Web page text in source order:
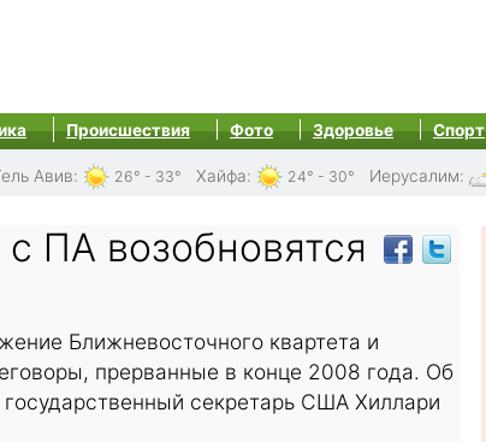
Происшествия Фото Здоровье Спорт
Авив: 26° - 33° Хайфа: 24° - 30° Иерусалим:
ПА возобновятся
Ближневосточного квартета и
прерванные в конце 2008 года. Об
секретарь США Хиллари